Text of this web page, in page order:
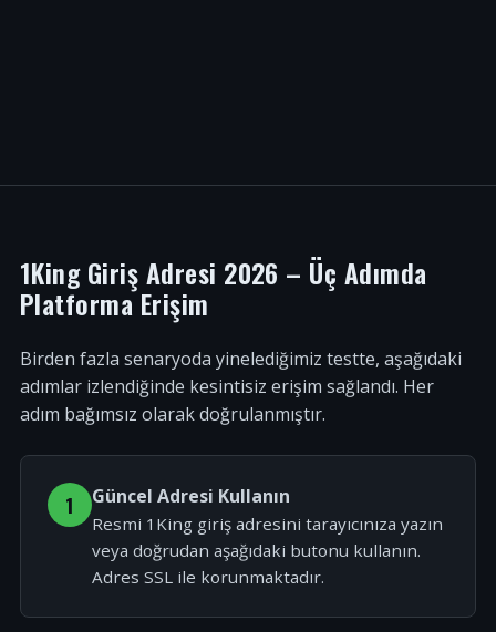
1King Giriş Adresi 2026 – Üç Adımda
Platforma Erişim
Birden fazla senaryoda yinelediğimiz testte, aşağıdaki
adımlar izlendiğinde kesintisiz erişim sağlandı. Her
adım bağımsız olarak doğrulanmıştır.
1 Güncel Adresi Kullanın
Resmi 1King giriş adresini tarayıcınıza yazın
veya doğrudan aşağıdaki butonu kullanın.
Adres SSL ile korunmaktadır.